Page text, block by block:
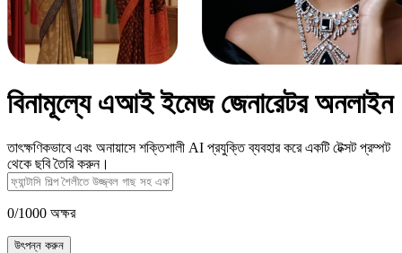
বিনামূল্যে এআই ইমেজ জেনারেটর অনলাইন
তাৎক্ষণিকভাবে এবং অনায়াসে শক্তিশালী AI প্রযুক্তি ব্যবহার করে একটি টেক্সট প্রম্পট
থেকে ছবি তৈরি করুন।
0/1000 অক্ষর
উৎপন্ন করুন